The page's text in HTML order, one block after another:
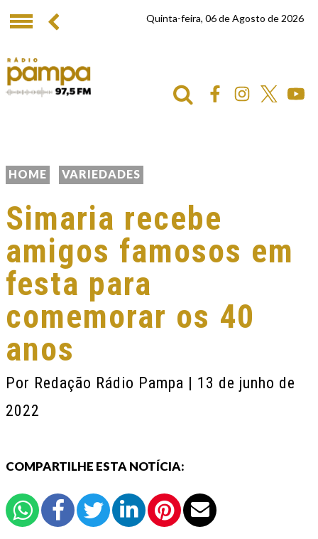
Quinta-feira, 06 de Agosto de 2026
HOME VARIEDADES
Simaria recebe
amigos famosos em
festa para
comemorar os 40
anos
Por Redação Rádio Pampa | 13 de junho de
2022
COMPARTILHE ESTA NOTÍCIA: